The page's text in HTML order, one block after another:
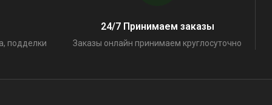
подделки
24/7 Принимаем заказы
Заказы онлайн принимаем круглосуточно